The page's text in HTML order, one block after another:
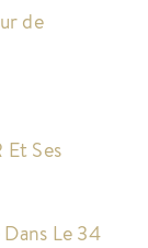
de
Et Ses
Le 34